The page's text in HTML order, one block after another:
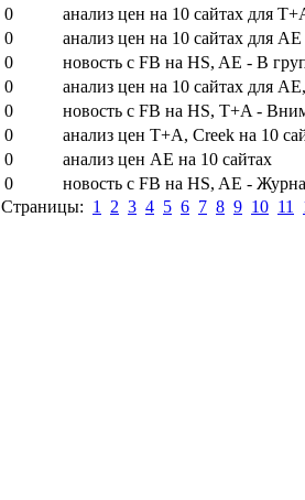
0
анализ цен на 10 сайтах для
0
анализ цен на 10 сайтах для AE
0
новость с FB на HS, AE - В
0
анализ цен на 10 сайтах для
0
новость с FB на HS, T+A -
0
анализ цен T+A, Creek на 10
0
анализ цен AE на 10 сайтах
0
новость с FB на HS, AE -
Страницы: 1 2 3 4 5 6 7 8 9 10 11